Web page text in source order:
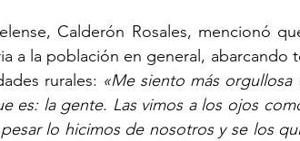
Calderón Rosales, mencionó
a la población en general, abarcando
rurales: «Me siento más
es: la gente. Las vimos a los ojos
lo hicimos de nosotros y se los